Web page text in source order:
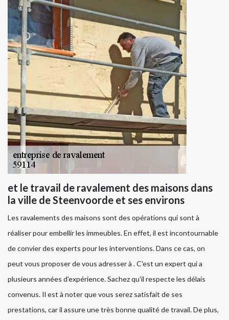
et le travail de ravalement des maisons dans
la ville de Steenvoorde et ses environs
Les ravalements des maisons sont des opérations qui sont à
réaliser pour embellir les immeubles. En effet, il est incontournable
de convier des experts pour les interventions. Dans ce cas, on
peut vous proposer de vous adresser à . C'est un expert qui a
plusieurs années d'expérience. Sachez qu'il respecte les délais
convenus. Il est à noter que vous serez satisfait de ses
prestations, car il assure une très bonne qualité de travail. De plus,